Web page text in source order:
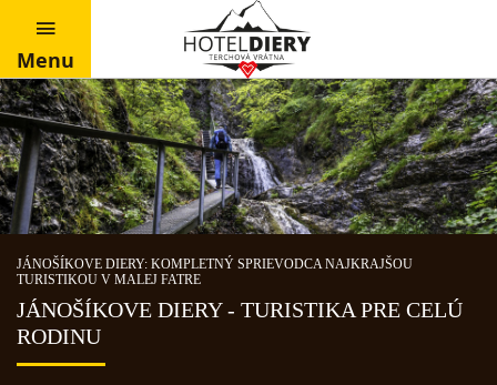
Menu
JÁNOŠÍKOVE DIERY: KOMPLETNÝ SPRIEVODCA NAJKRAJŠOU
TURISTIKOU V MALEJ FATRE
JÁNOŠÍKOVE DIERY - TURISTIKA PRE CELÚ
RODINU